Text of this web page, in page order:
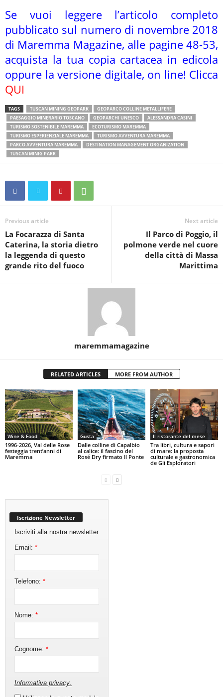
Se vuoi leggere l’articolo completo
pubblicato sul numero di novembre 2018
di Maremma Magazine, alle pagine 48-53,
acquista la tua copia cartacea in edicola
oppure la versione digitale, on line! Clicca
QUI
TAGS TUSCAN MINING GEOPARK
GEOPARCO COLLINE METALLIFERE
PAESAGGIO MINERARIO TOSCANO
GEOPARCHI UNESCO
ALESSANDRA CASINI
TURISMO SOSTENIBILE MAREMMA
ECOTURISMO MAREMMA
TURISMO ESPERIENZIALE MAREMMA
TURISMO AVVENTURA MAREMMA
PARCO AVVENTURA MAREMMA
DESTINATION MANAGEMENT ORGANIZATION
TUSCAN MINIG PARK
Previous article
La Focarazza di Santa
Caterina, la storia dietro
la leggenda di questo
grande rito del fuoco
Next article
Il Parco di Poggio, il
polmone verde nel cuore
della città di Massa
Marittima
maremmamagazine
RELATED ARTICLES MORE FROM AUTHOR
Wine & Food
1996-2026, Val delle Rose
festeggia trent’anni di
Maremma
Gusta
Dalle colline di Capalbio
al calice: il fascino del
Rosé Dry firmato Il Ponte
Il ristorante del mese
Tra libri, cultura e sapori
di mare: la proposta
culturale e gastronomica
de Gli Esploratori
Iscrizione Newsletter
Iscriviti alla nostra newsletter
Email:*
Telefono:*
Nome:*
Cognome:*
Informativa privacy.